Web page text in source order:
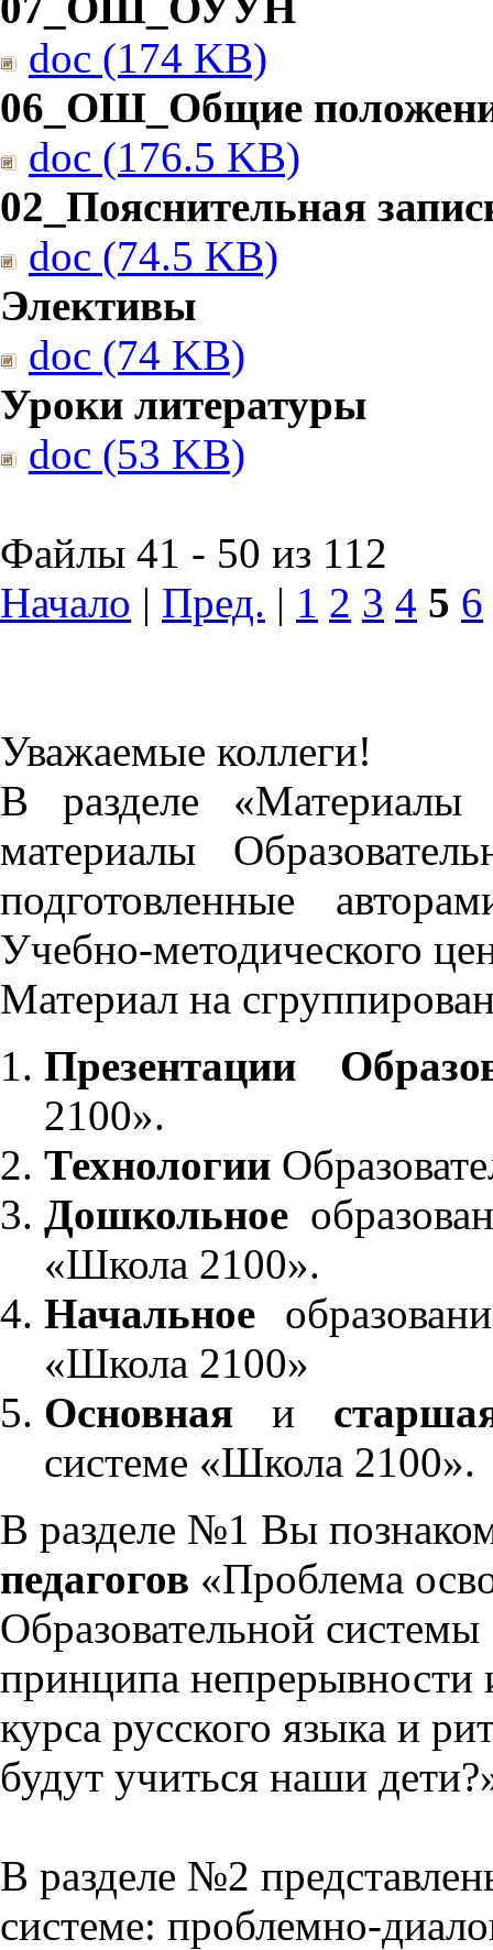
doc (174 KB)
06_ОШ_Общие
doc (176.5 KB)
02_Пояснительная
doc (74.5 KB)
Элективы
doc (74 KB)
Уроки литературы
doc (53 KB)
Файлы 41 - 50 из 112
Начало | Пред. | 1 2 3 4 5 6
Уважаемые коллеги!
В разделе «Материалы
материалы
подготовленные
Учебно-методического
Материал на
Презентации
2100».
Технологии
Дошкольное
«Школа 2100».
Начальное
«Школа 2100»
Основнаяи
системе «Школа 2100».
В разделе №1 Вы
педагогов «Проблема
Образовательной
принципа непрерывности
курса русского языка и
будут учиться наши
В разделе №2
системе: проблемно-